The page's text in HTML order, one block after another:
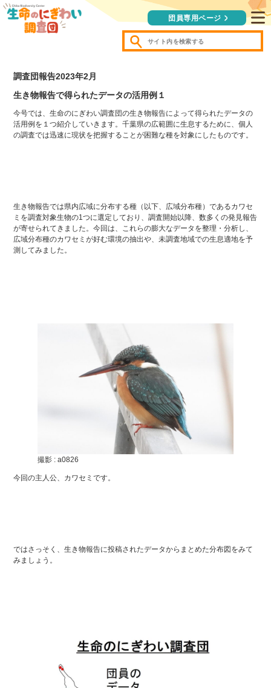
団員専用ページ
調査団報告2023年2月
生き物報告で得られたデータの活用例１
今号では、生命のにぎわい調査団の生き物報告によって得られたデータの
活用例を１つ紹介していきます。千葉県の広範囲に生息するために、個人
の調査では迅速に現状を把握することが困難な種を対象にしたものです。
生き物報告では県内広域に分布する種（以下、広域分布種）であるカワセ
ミを調査対象生物の1つに選定しており、調査開始以降、数多くの発見報告
が寄せられてきました。今回は、これらの膨大なデータを整理・分析し、
広域分布種のカワセミが好む環境の抽出や、未調査地域での生息適地を予
測してみました。
撮影 : a0826
今回の主人公、カワセミです。
ではさっそく、生き物報告に投稿されたデータからまとめた分布図をみて
みましょう。